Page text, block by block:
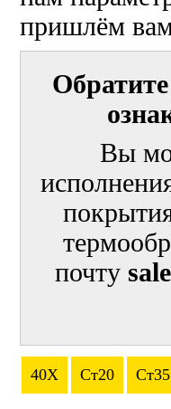
пришлём
Вы
почту
40Х Ст20 Ст35